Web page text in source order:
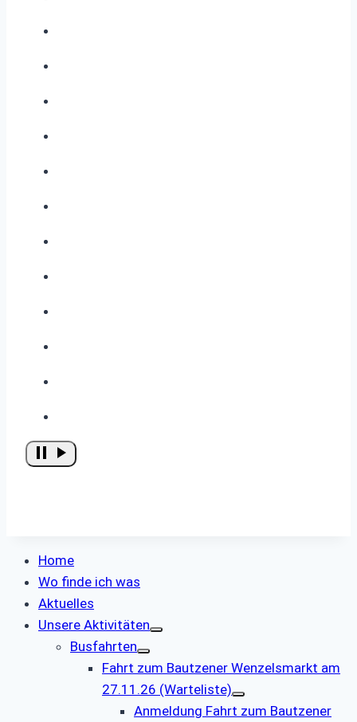
Home
Wo finde ich was
Aktuelles
Unsere Aktivitäten
Busfahrten
Fahrt zum Bautzener Wenzelsmarkt am
27.11.26 (Warteliste)
Anmeldung Fahrt zum Bautzener